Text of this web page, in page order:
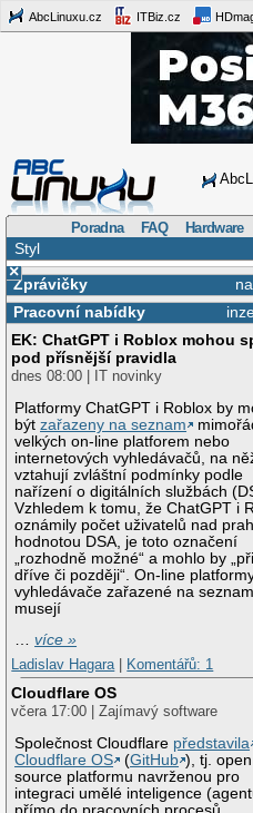
AbcLinuxu.cz ITBiz.cz
Poradna FAQ Hardware
Styl
×
Zprávičky
Pracovní nabídky
EK: ChatGPT i Roblox mohou
pod přísnější pravidla
dnes 08:00 | IT novinky
Platformy ChatGPT i Roblox by
býtzařazeny na seznam
velkých on-line platforem nebo
internetových vyhledávačů, na
vztahují zvláštní podmínky podle
nařízení o digitálních službách
Vzhledem k tomu, že ChatGPT i
oznámily počet uživatelů nad
hodnotou DSA, je toto označení
„rozhodně možné“ a mohlo by
dříve či později“. On-line
vyhledávače zařazené na
musejí
…více »
Ladislav Hagara
Komentářů: 1
Cloudflare OS
včera 17:00 | Zajímavý software
Společnost Cloudflare představila
Cloudflare OS
(GitHub ), tj. open
source platformu navrženou pro
integraci umělé inteligence